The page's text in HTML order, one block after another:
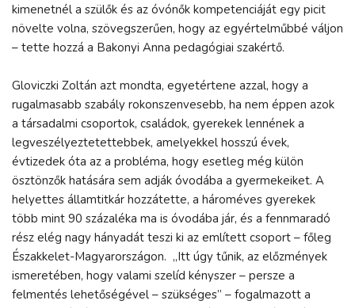
kimenetnél a szülők és az óvónők kompetenciáját egy picit
növelte volna, szövegszerűen, hogy az egyértelműbbé váljon
– tette hozzá a Bakonyi Anna pedagógiai szakértő.
Gloviczki Zoltán azt mondta, egyetértene azzal, hogy a
rugalmasabb szabály rokonszenvesebb, ha nem éppen azok
a társadalmi csoportok, családok, gyerekek lennének a
legveszélyeztetettebbek, amelyekkel hosszú évek,
évtizedek óta az a probléma, hogy esetleg még külön
ösztönzők hatására sem adják óvodába a gyermekeiket. A
helyettes államtitkár hozzátette, a hároméves gyerekek
több mint 90 százaléka ma is óvodába jár, és a fennmaradó
rész elég nagy hányadát teszi ki az említett csoport – főleg
Északkelet-Magyarországon. „Itt úgy tűnik, az előzmények
ismeretében, hogy valami szelíd kényszer – persze a
felmentés lehetőségével – szükséges” – fogalmazott a